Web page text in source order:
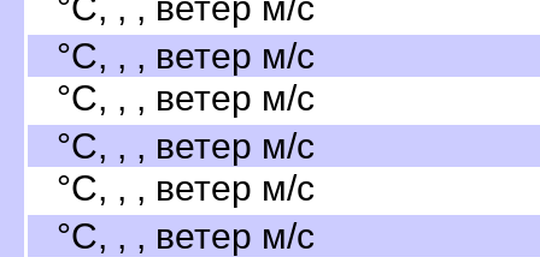
°C, , , ветер м/с
°C, , , ветер м/с
°C, , , ветер м/с
°C, , , ветер м/с
°C, , , ветер м/с